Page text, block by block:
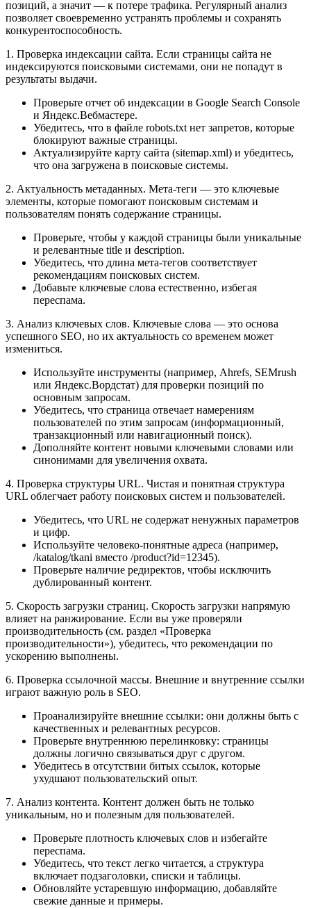
позиций, а значит — к потере трафика. Регулярный анализ
позволяет своевременно устранять проблемы и сохранять
конкурентоспособность.
1. Проверка индексации сайта. Если страницы сайта не
индексируются поисковыми системами, они не попадут в
результаты выдачи.
Проверьте отчет об индексации в Google Search Console
и Яндекс.Вебмастере.
Убедитесь, что в файле robots.txt нет запретов, которые
блокируют важные страницы.
Актуализируйте карту сайта (sitemap.xml) и убедитесь,
что она загружена в поисковые системы.
2. Актуальность метаданных. Мета-теги — это ключевые
элементы, которые помогают поисковым системам и
пользователям понять содержание страницы.
Проверьте, чтобы у каждой страницы были уникальные
и релевантные title и description.
Убедитесь, что длина мета-тегов соответствует
рекомендациям поисковых систем.
Добавьте ключевые слова естественно, избегая
переспама.
3. Анализ ключевых слов. Ключевые слова — это основа
успешного SEO, но их актуальность со временем может
измениться.
Используйте инструменты (например, Ahrefs, SEMrush
или Яндекс.Вордстат) для проверки позиций по
основным запросам.
Убедитесь, что страница отвечает намерениям
пользователей по этим запросам (информационный,
транзакционный или навигационный поиск).
Дополняйте контент новыми ключевыми словами или
синонимами для увеличения охвата.
4. Проверка структуры URL. Чистая и понятная структура
URL облегчает работу поисковых систем и пользователей.
Убедитесь, что URL не содержат ненужных параметров
и цифр.
Используйте человеко-понятные адреса (например,
/katalog/tkani вместо /product?id=12345).
Проверьте наличие редиректов, чтобы исключить
дублированный контент.
5. Скорость загрузки страниц. Скорость загрузки напрямую
влияет на ранжирование. Если вы уже проверяли
производительность (см. раздел «Проверка
производительности»), убедитесь, что рекомендации по
ускорению выполнены.
6. Проверка ссылочной массы. Внешние и внутренние ссылки
играют важную роль в SEO.
Проанализируйте внешние ссылки: они должны быть с
качественных и релевантных ресурсов.
Проверьте внутреннюю перелинковку: страницы
должны логично связываться друг с другом.
Убедитесь в отсутствии битых ссылок, которые
ухудшают пользовательский опыт.
7. Анализ контента. Контент должен быть не только
уникальным, но и полезным для пользователей.
Проверьте плотность ключевых слов и избегайте
переспама.
Убедитесь, что текст легко читается, а структура
включает подзаголовки, списки и таблицы.
Обновляйте устаревшую информацию, добавляйте
свежие данные и примеры.